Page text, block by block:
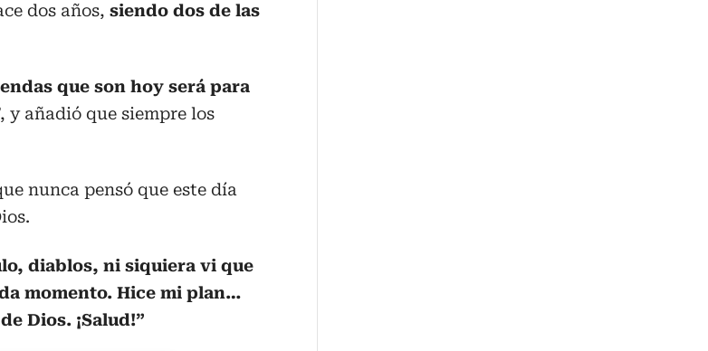
dos años, siendo dos de las
que son hoy será para
y añadió que siempre los
nunca pensó que este día
diablos, ni siquiera vi que
momento. Hice mi plan…
Dios. ¡Salud!”